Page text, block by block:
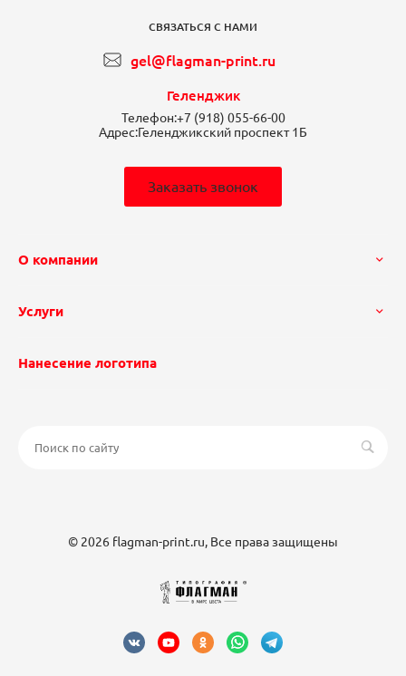
СВЯЗАТЬСЯ С НАМИ
gel@flagman-print.ru
Геленджик
Телефон:+7 (918) 055-66-00
Адрес:Геленджикский проспект 1Б
Заказать звонок
О компании
Услуги
Нанесение логотипа
© 2026 flagman-print.ru, Все права защищены